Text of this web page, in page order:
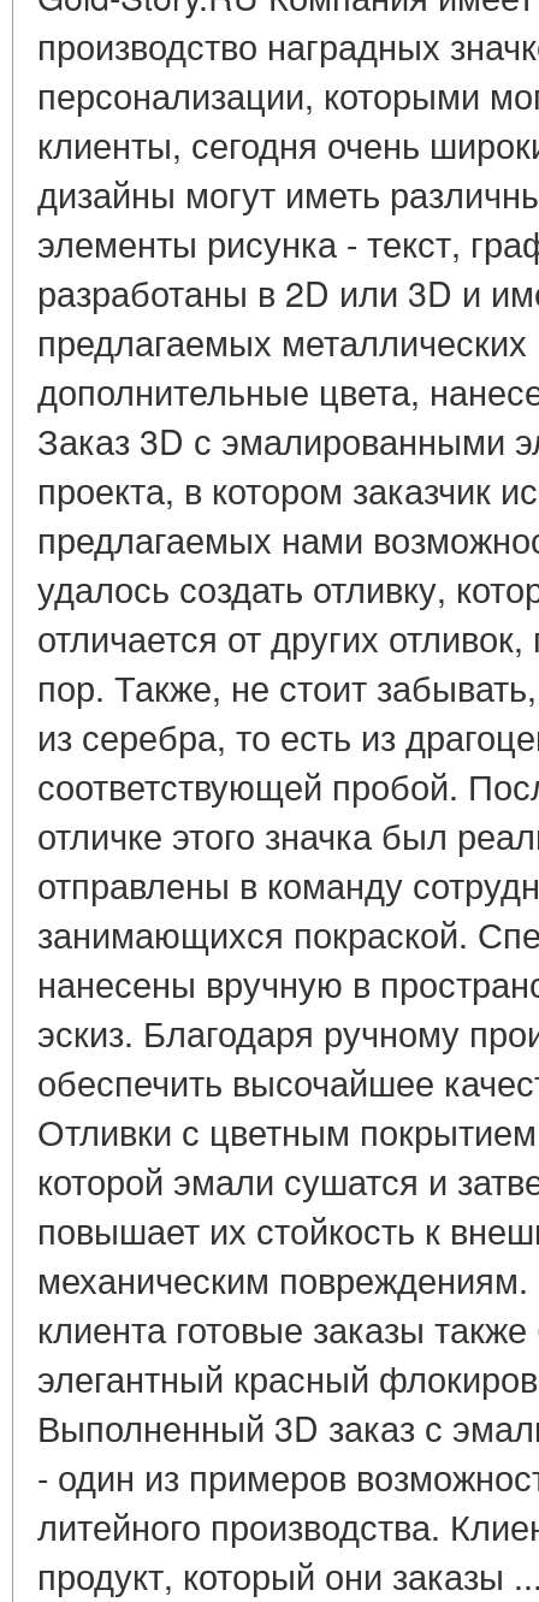
производство наградных
персонализации, которыми
клиенты, сегодня очень
дизайны могут иметь
элементы рисунка - текст,
разработаны в 2D или 3D и
предлагаемых металлических
дополнительные цвета,
Заказ 3D с эмалированными
проекта, в котором заказчик
предлагаемых нами
удалось создать отливку,
отличается от других
пор. Также, не стоит
из серебра, то есть из
соответствующей пробой.
отличке этого значка был
отправлены в команду
занимающихся покраской.
нанесены вручную в
эскиз. Благодаря ручному
обеспечить высочайшее
Отливки с цветным
которой эмали сушатся и
повышает их стойкость к
механическим
клиента готовые заказы
элегантный красный
Выполненный 3D заказ с
- один из примеров
литейного производства.
продукт, который они заказы